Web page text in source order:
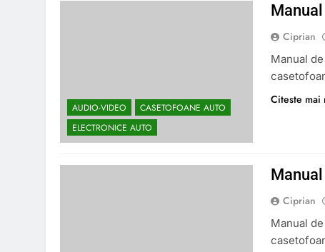
AUDIO-VIDEO
CASETOFOANE AUTO
ELECTRONICE AUTO
Ciprian
Manual
Citeste mai
Ciprian
Manual